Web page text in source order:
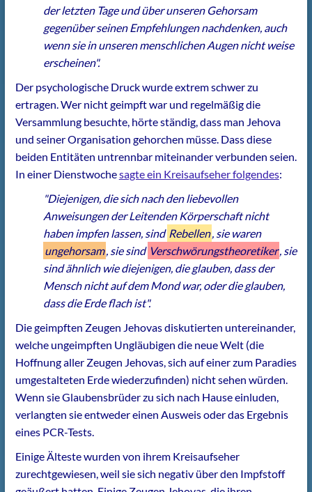
der letzten Tage und über unseren Gehorsam
gegenüber seinen Empfehlungen nachdenken, auch
wenn sie in unseren menschlichen Augen nicht weise
erscheinen".
Der psychologische Druck wurde extrem schwer zu
ertragen. Wer nicht geimpft war und regelmäßig die
Versammlung besuchte, hörte ständig, dass man Jehova
und seiner Organisation gehorchen müsse. Dass diese
beiden Entitäten untrennbar miteinander verbunden seien.
In einer Dienstwochesagte ein Kreisaufseher folgendes:
"Diejenigen, die sich nach den liebevollen
Anweisungen der Leitenden Körperschaft nicht
haben impfen lassen, sind Rebellen, sie waren
ungehorsam, sie sind Verschwörungstheoretiker, sie
sind ähnlich wie diejenigen, die glauben, dass der
Mensch nicht auf dem Mond war, oder die glauben,
dass die Erde flach ist".
Die geimpften Zeugen Jehovas diskutierten untereinander,
welche ungeimpften Ungläubigen die neue Welt (die
Hoffnung aller Zeugen Jehovas, sich auf einer zum Paradies
umgestalteten Erde wiederzufinden) nicht sehen würden.
Wenn sie Glaubensbrüder zu sich nach Hause einluden,
verlangten sie entweder einen Ausweis oder das Ergebnis
eines PCR-Tests.
Einige Älteste wurden von ihrem Kreisaufseher
zurechtgewiesen, weil sie sich negativ über den Impfstoff